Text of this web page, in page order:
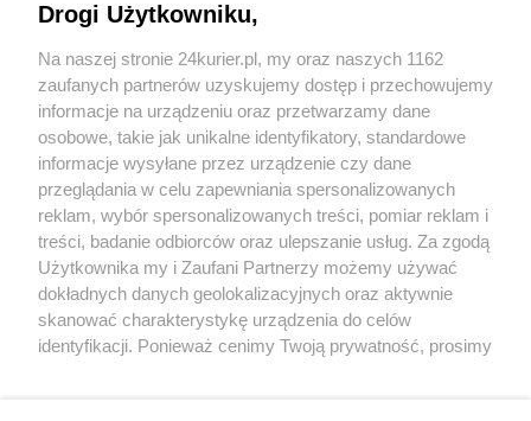
ARP gotowa do współpracy
Futsal. Kolumbia nie dla Polski
Burze nad Polską; tysiące interwencji
POGODA
22℃
Zobacz prognozę na 3 dni
Drogi Użytkowniku,
Na naszej stronie 24kurier.pl, my oraz naszych 1162
zaufanych partnerów uzyskujemy dostęp i przechowujemy
informacje na urządzeniu oraz przetwarzamy dane
osobowe, takie jak unikalne identyfikatory, standardowe
informacje wysyłane przez urządzenie czy dane
przeglądania w celu zapewniania spersonalizowanych
reklam, wybór spersonalizowanych treści, pomiar reklam i
treści, badanie odbiorców oraz ulepszanie usług. Za zgodą
Użytkownika my i Zaufani Partnerzy możemy używać
dokładnych danych geolokalizacyjnych oraz aktywnie
skanować charakterystykę urządzenia do celów
identyfikacji. Ponieważ cenimy Twoją prywatność, prosimy